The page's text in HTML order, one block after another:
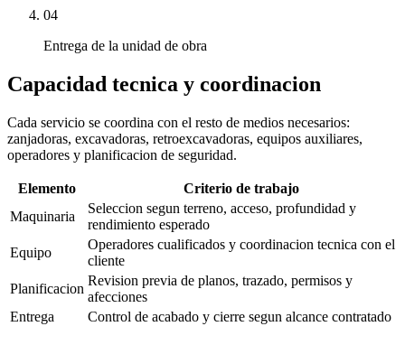
04
Entrega de la unidad de obra
Capacidad tecnica y coordinacion
Cada servicio se coordina con el resto de medios necesarios:
zanjadoras, excavadoras, retroexcavadoras, equipos auxiliares,
operadores y planificacion de seguridad.
Elemento
Criterio de trabajo
Maquinaria
Seleccion segun terreno, acceso, profundidad y
rendimiento esperado
Equipo
Operadores cualificados y coordinacion tecnica con el
cliente
Planificacion
Revision previa de planos, trazado, permisos y
afecciones
Entrega
Control de acabado y cierre segun alcance contratado